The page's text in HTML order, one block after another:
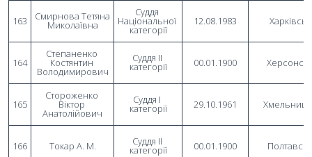
163 Смирнова Тетяна
Миколаївна
Суддя
Національної
категорії
12.08.1983
164
Степаненко
Костянтин
Володимирович
Суддя II
категорії 00.01.1900
165
Стороженко
Віктор
Анатолійович
Суддя I
категорії 29.10.1961
166 Токар А. М. Суддя II
категорії 00.01.1900